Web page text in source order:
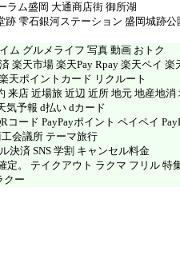
ラム盛岡 大通商店街 御所湖
雫石銀河ステーション 盛岡城跡公
ム グルメライフ 写真 動画 おトク
楽天市場 楽天Pay Rpay 楽天ペイ 楽
天ポイントカード リクルート
来店 近場旅 近辺 近所 地元 地産地
気予報 d払い dカード
コード PayPayポイント ペイペイ
会議所 テーマ旅行
決済 SNS 学割 キャンセル料金
定。 テイクアウト ラクマ フリル 特
クー